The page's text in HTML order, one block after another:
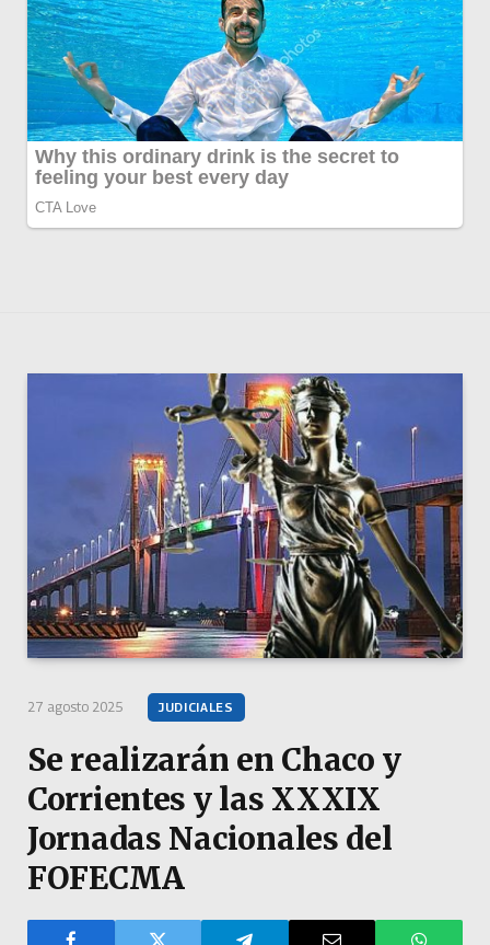
27 agosto 2025 JUDICIALES
Se realizarán en Chaco y
Corrientes y las XXXIX
Jornadas Nacionales del
FOFECMA